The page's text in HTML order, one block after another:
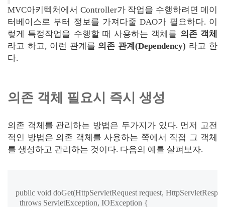
MVC아키텍처에서 Controller가 작업을 수행하려면 데이
터베이스로 부터 정보를 가져다줄 DAO가 필요하다. 이
렇게 특정작업을 수행할 때 사용하는 객체를 의존 객체
라고 하고, 이런 관계를 의존 관계(Dependency) 라고 한
다.
의존 객체 필요시 즉시 생성
의존 객체를 관리하는 방법은 두가지가 있다. 먼저 고전
적인 방법은 의존 객체를 사용하는 쪽에서 직접 그 객체
를 생성하고 관리하는 것이다. 다음의 예를 살펴보자.
public void doGet(HttpServletRequest request,
  throws ServletException, IOException {